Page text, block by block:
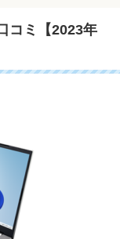
コミ【2023年